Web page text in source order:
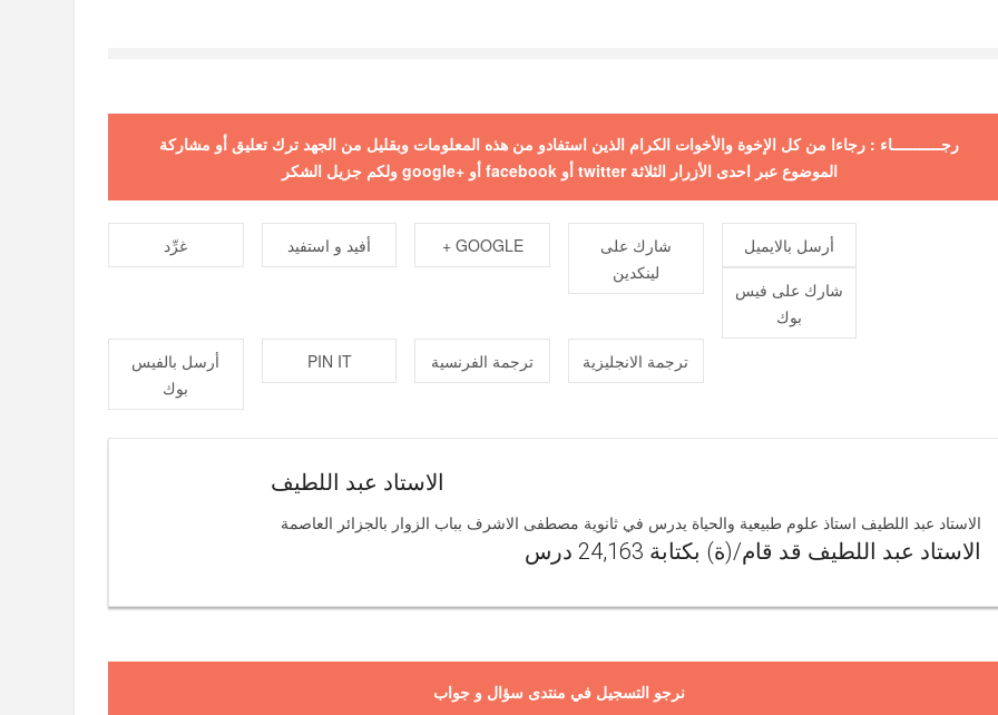
رجـــــــــــاء : رجاءا من كل الإخوة والأخوات الكرام الذين استفادو من هذه المعلومات وبقليل من الجهد ترك تعليق أو مشاركة
الموضوع عبر احدى الأزرار الثلاثة twitter أو facebook أو +google ولكم جزيل الشكر
غرِّد أفيد و استفيد GOOGLE +
شارك على
لينكدين
أرسل بالايميل
شارك على فيس
بوك
أرسل بالفيس
بوك
PIN IT ترجمة الفرنسية ترجمة الانجليزية
الاستاد عبد اللطيف
الاستاد عبد اللطيف استاذ علوم طبيعية والحياة يدرس في ثانوية مصطفى الاشرف بباب الزوار بالجزائر العاصمة
الاستاد عبد اللطيف قد قام/(ة) بكتابة 24,163 درس
نرجو التسجيل في منتدى سؤال و جواب